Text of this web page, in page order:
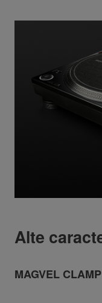
Alte
MAGVEL